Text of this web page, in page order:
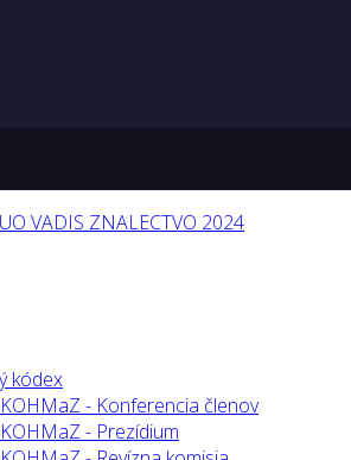
VADIS ZNALECTVO 2024
kódex
- Konferencia členov
- Prezídium